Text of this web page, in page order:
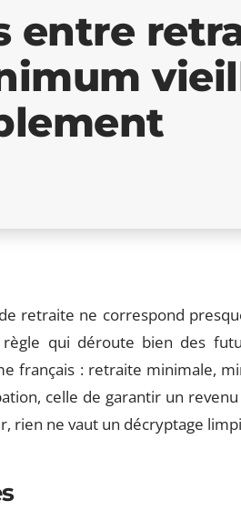
entre
retraite ne correspond
règle qui déroute bien des
français : retraite minimale,
celle de garantir un
rien ne vaut un décryptage